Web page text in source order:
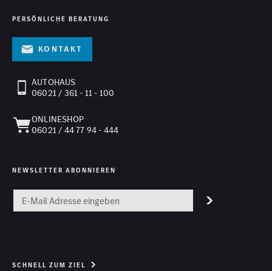
PERSÖNLICHE BERATUNG
Kontakt
AUTOHAUS
06021 / 361 - 11 - 100
ONLINESHOP
06021 / 44 77 94 - 444
NEWSLETTER ABONNIEREN
SCHNELL ZUM ZIEL